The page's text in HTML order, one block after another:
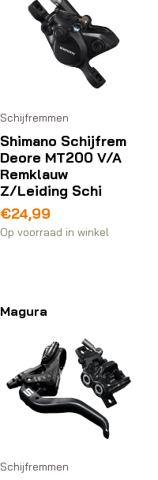
Schijfremmen
Shimano Schijfrem
Deore MT200 V/A
Remklauw
Z/Leiding Schi
€24,99
Op voorraad in winkel
Magura
Schijfremmen